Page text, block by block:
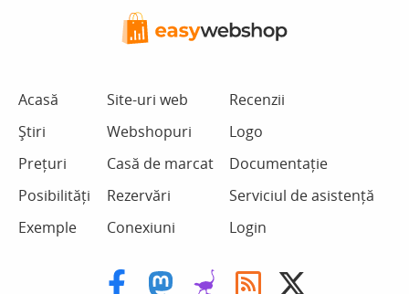
Acasă
Știri
Prețuri
Posibilități
Exemple
Site-uri web
Webshopuri
Casă de marcat
Rezervări
Conexiuni
Recenzii
Logo
Documentație
Serviciul de asistență
Login